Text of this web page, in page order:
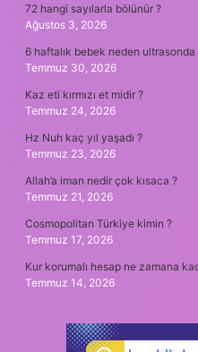
72 hangi sayılarla bölünür ?
Ağustos 3, 2026
6 haftalık bebek neden
Temmuz 30, 2026
Kaz eti kırmızı et midir ?
Temmuz 24, 2026
Hz Nuh kaç yıl yaşadı ?
Temmuz 23, 2026
Allah’a iman nedir çok kısaca ?
Temmuz 21, 2026
Cosmopolitan Türkiye kimin ?
Temmuz 17, 2026
Kur korumalı hesap ne zamana
Temmuz 14, 2026